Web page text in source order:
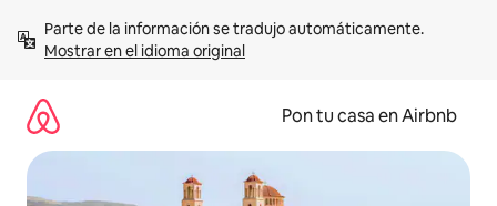
contenidoMostrar en el idioma original
Pon tu casa en Airbnb